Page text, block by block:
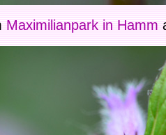
Maximilianpark in Hamm